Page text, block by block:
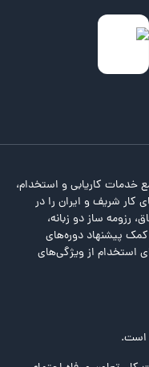
خدمات کاریابی و استخدام،
کار شریف و ایران را در
رزومه ساز دو زبانه،
پیشنهاد دوره‌های
استخدام از ویژگی‌های
است.